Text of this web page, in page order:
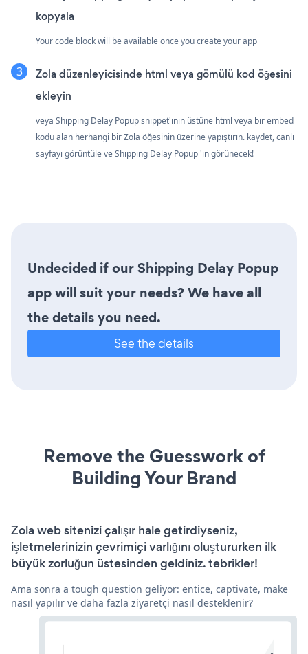
kopyala
Your code block will be available once you create your app
Zola düzenleyicisinde html veya gömülü kod öğesini
ekleyin
veya Shipping Delay Popup snippet'inin üstüne html veya bir embed
kodu alan herhangi bir Zola öğesinin üzerine yapıştırın. kaydet, canlı
sayfayı görüntüle ve Shipping Delay Popup 'in görünecek!
Undecided if our Shipping Delay Popup
app will suit your needs? We have all
the details you need.
See the details
Remove the Guesswork of
Building Your Brand
Zola web sitenizi çalışır hale getirdiyseniz,
işletmelerinizin çevrimiçi varlığını oluştururken ilk
büyük zorluğun üstesinden geldiniz. tebrikler!
Ama sonra a tough question geliyor: entice, captivate, make
nasıl yapılır ve daha fazla ziyaretçi nasıl desteklenir?